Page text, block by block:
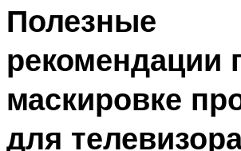
Полезные
рекомендации
маскировке
для